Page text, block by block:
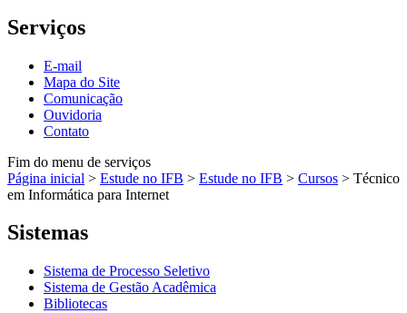
Serviços
E-mail
Mapa do Site
Comunicação
Ouvidoria
Contato
Fim do menu de serviços
Página inicial > Estude no IFB > Estude no IFB > Cursos > Técnico
em Informática para Internet
Sistemas
Sistema de Processo Seletivo
Sistema de Gestão Acadêmica
Bibliotecas